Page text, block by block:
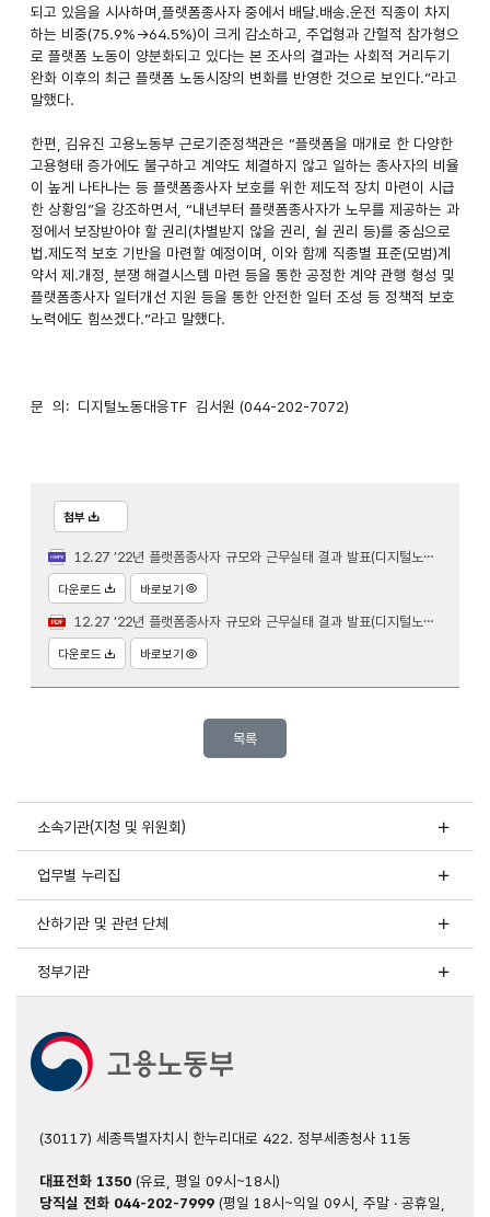
되고 있음을 시사하며,플랫폼종사자 중에서 배달.배송.운전 직종이 차지
하는 비중(75.9%→64.5%)이 크게 감소하고, 주업형과 간헐적 참가형으
로 플랫폼 노동이 양분화되고 있다는 본 조사의 결과는 사회적 거리두기
완화 이후의 최근 플랫폼 노동시장의 변화를 반영한 것으로 보인다.”라고
말했다.
한편, 김유진 고용노동부 근로기준정책관은 “플랫폼을 매개로 한 다양한
고용형태 증가에도 불구하고 계약도 체결하지 않고 일하는 종사자의 비율
이 높게 나타나는 등 플랫폼종사자 보호를 위한 제도적 장치 마련이 시급
한 상황임”을 강조하면서, “내년부터 플랫폼종사자가 노무를 제공하는 과
정에서 보장받아야 할 권리(차별받지 않을 권리, 쉴 권리 등)를 중심으로
법.제도적 보호 기반을 마련할 예정이며, 이와 함께 직종별 표준(모범)계
약서 제.개정, 분쟁 해결시스템 마련 등을 통한 공정한 계약 관행 형성 및
플랫폼종사자 일터개선 지원 등을 통한 안전한 일터 조성 등 정책적 보호
노력에도 힘쓰겠다.”라고 말했다.
문 의: 디지털노동대응TF 김서원 (044-202-7072)
첨부
12.27 ’22년 플랫폼종사자 규모와 근무실태 결과 발표(디지털노동대응TF).hwpx
다운로드 바로보기
12.27 ’22년 플랫폼종사자 규모와 근무실태 결과 발표(디지털노동대응TF).pdf
다운로드 바로보기
목록
소속기관(지청 및 위원회)
업무별 누리집
산하기관 및 관련 단체
정부기관
(30117) 세종특별자치시 한누리대로 422. 정부세종청사 11동
대표전화 1350(유료, 평일 09시~18시)
당직실 전화 044-202-7999(평일 18시~익일 09시, 주말 · 공휴일,